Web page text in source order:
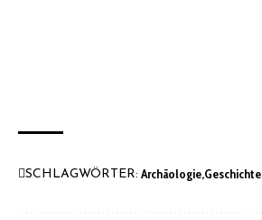
SCHLAGWÖRTER: Archäologie Geschichte